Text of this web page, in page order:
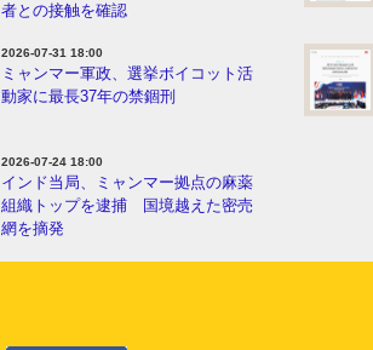
者との接触を確認
2026-07-31 18:00
ミャンマー軍政、選挙ボイコット活
動家に最長37年の禁錮刑
2026-07-24 18:00
インド当局、ミャンマー拠点の麻薬
組織トップを逮捕 国境越えた密売
網を摘発